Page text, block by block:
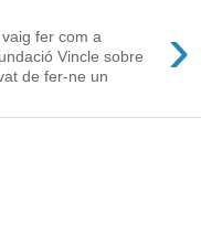
›
fer com a
Vincle sobre
de fer-ne un